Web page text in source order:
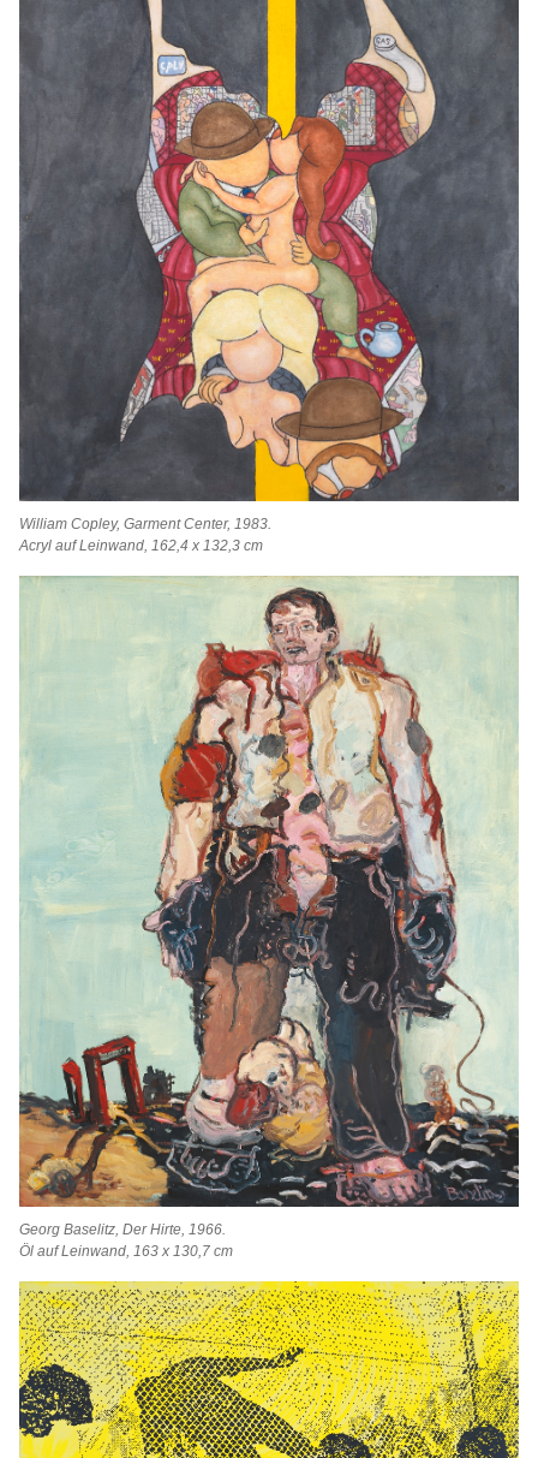
William Copley, Garment Center, 1983.
Acryl auf Leinwand, 162,4 x 132,3 cm
Georg Baselitz, Der Hirte, 1966.
Öl auf Leinwand, 163 x 130,7 cm